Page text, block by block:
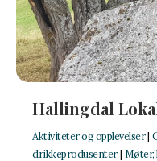
Hallingdal
Aktiviteter og opplevelser|
drikkeprodusenter| Møter,